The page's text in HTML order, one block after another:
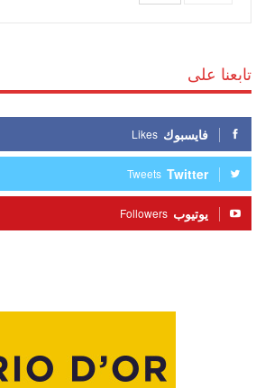
تابعنا على
فايسبوك Likes
Twitter
Tweets
يوتيوب Followers